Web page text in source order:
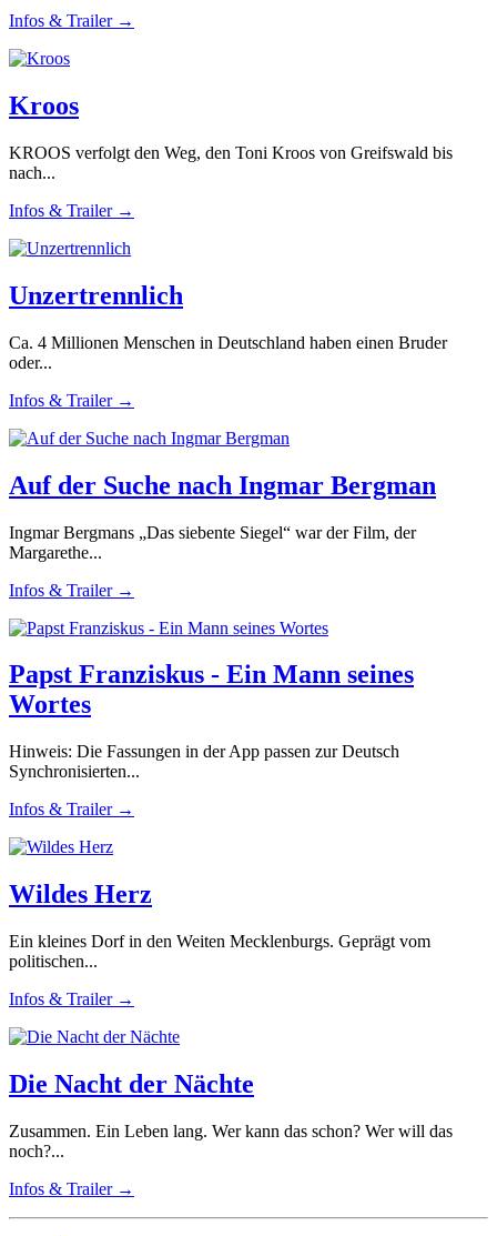
Infos & Trailer →
Kroos
KROOS verfolgt den Weg, den Toni Kroos von Greifswald bis
nach...
Infos & Trailer →
Unzertrennlich
Ca. 4 Millionen Menschen in Deutschland haben einen Bruder
oder...
Infos & Trailer →
Auf der Suche nach Ingmar Bergman
Ingmar Bergmans „Das siebente Siegel“ war der Film, der
Margarethe...
Infos & Trailer →
Papst Franziskus - Ein Mann seines
Wortes
Hinweis: Die Fassungen in der App passen zur Deutsch
Synchronisierten...
Infos & Trailer →
Wildes Herz
Ein kleines Dorf in den Weiten Mecklenburgs. Geprägt vom
politischen...
Infos & Trailer →
Die Nacht der Nächte
Zusammen. Ein Leben lang. Wer kann das schon? Wer will das
noch?...
Infos & Trailer →